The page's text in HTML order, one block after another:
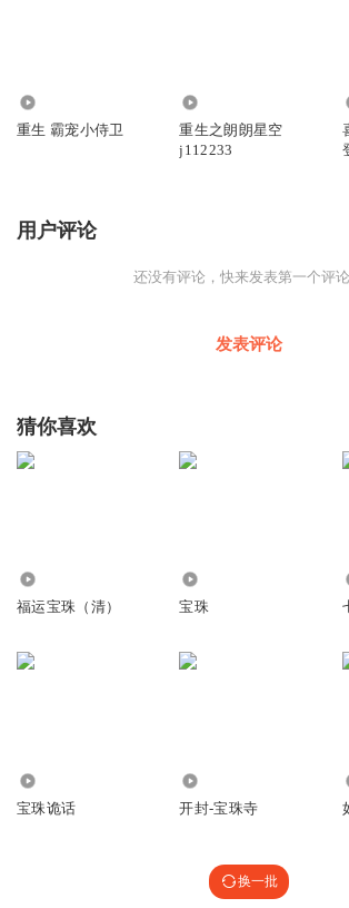
重生 霸宠小侍卫
重生之朗朗星空
j112233
用户评论
还没有评论，快来发表第一个评论
发表评论
猜你喜欢
福运宝珠（清） 宝珠
宝珠诡话 开封-宝珠寺
换一批